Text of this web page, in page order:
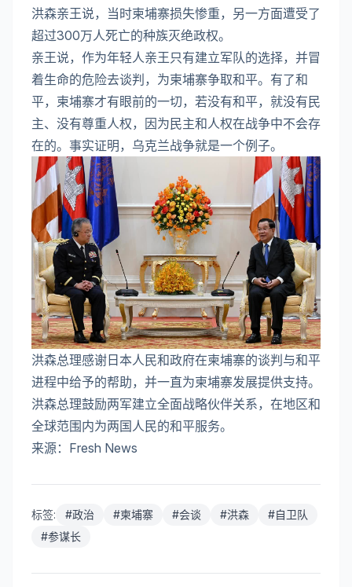
洪森亲王说，当时柬埔寨损失惨重，另一方面遭受了
超过300万人死亡的种族灭绝政权。
亲王说，作为年轻人亲王只有建立军队的选择，并冒
着生命的危险去谈判，为柬埔寨争取和平。有了和
平，柬埔寨才有眼前的一切，若没有和平，就没有民
主、没有尊重人权，因为民主和人权在战争中不会存
在的。事实证明，乌克兰战争就是一个例子。
洪森总理感谢日本人民和政府在柬埔寨的谈判与和平
进程中给予的帮助，并一直为柬埔寨发展提供支持。
洪森总理鼓励两军建立全面战略伙伴关系，在地区和
全球范围内为两国人民的和平服务。
来源：Fresh News
标签: #政治 #柬埔寨 #会谈 #洪森 #自卫队
#参谋长